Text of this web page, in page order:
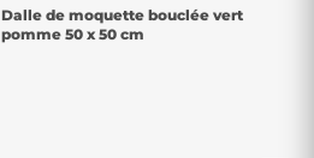
Dalle de moquette bouclée vert
pomme 50 x 50 cm